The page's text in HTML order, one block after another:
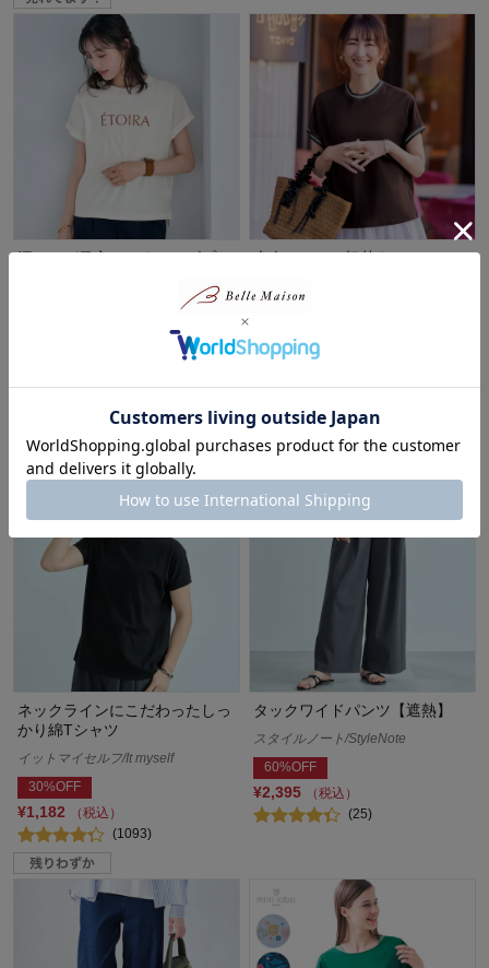
汗ジミが目立ちにくいロゴプリ
mollet」に掲載されました
(452)
大人のシアー切替えTシャツ
スタイルノート/StyleNote
¥2,494 （税込）
ネックラインにこだわったしっ
かり綿Tシャツ
イットマイセルフ/It myself
30%OFF
¥1,182
（税込）
(1093)
タックワイドパンツ【遮熱】
スタイルノート/StyleNote
60%OFF
¥2,395
（税込）
(25)